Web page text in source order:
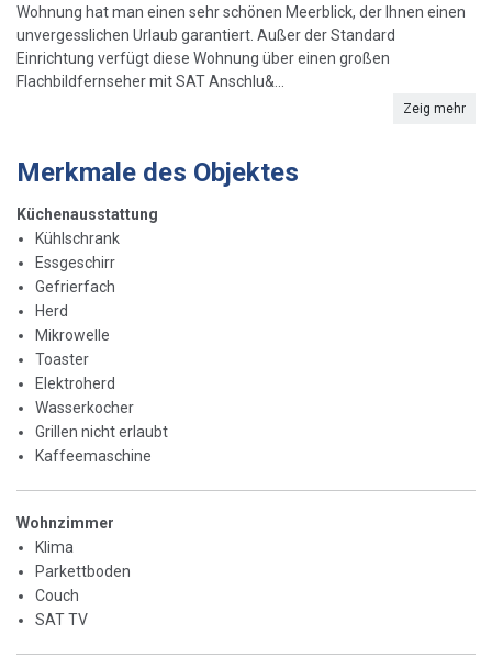
Wohnung hat man einen sehr schönen Meerblick, der Ihnen einen
unvergesslichen Urlaub garantiert. Außer der Standard
Einrichtung verfügt diese Wohnung über einen großen
Flachbildfernseher mit SAT Anschlu&...
Zeig mehr
Merkmale des Objektes
Küchenausstattung
Kühlschrank
Essgeschirr
Gefrierfach
Herd
Mikrowelle
Toaster
Elektroherd
Wasserkocher
Grillen nicht erlaubt
Kaffeemaschine
Wohnzimmer
Klima
Parkettboden
Couch
SAT TV